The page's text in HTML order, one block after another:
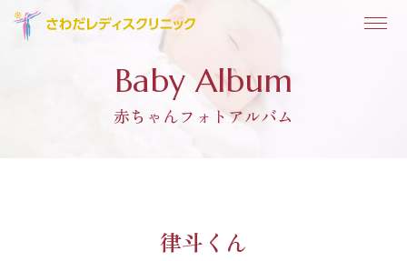
Baby Album
赤ちゃんフォトアルバム
律斗くん